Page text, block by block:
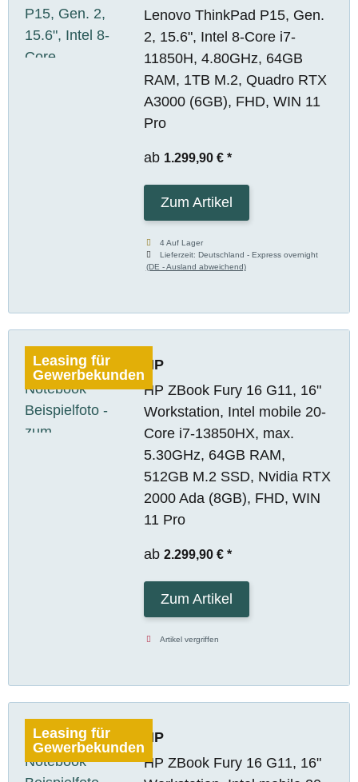
Lenovo ThinkPad P15, Gen.
2, 15.6", Intel 8-Core i7-
11850H, 4.80GHz, 64GB
RAM, 1TB M.2, Quadro RTX
A3000 (6GB), FHD, WIN 11
Pro
ab 1.299,90 € *
Zum Artikel
4 Auf Lager
Lieferzeit:Deutschland - Express overnight
(DE - Ausland abweichend)
Leasing für
Gewerbekunden
HP
HP ZBook Fury 16 G11, 16"
Workstation, Intel mobile 20-
Core i7-13850HX, max.
5.30GHz, 64GB RAM,
512GB M.2 SSD, Nvidia RTX
2000 Ada (8GB), FHD, WIN
11 Pro
ab 2.299,90 € *
Zum Artikel
Artikel vergriffen
Leasing für
Gewerbekunden
HP
HP ZBook Fury 16 G11, 16"